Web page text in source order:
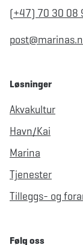
(+47) 70 30 08
Løsninger
Akvakultur
Havn/Kai
Marina
Tjenester
Tilleggs- og
Følg oss